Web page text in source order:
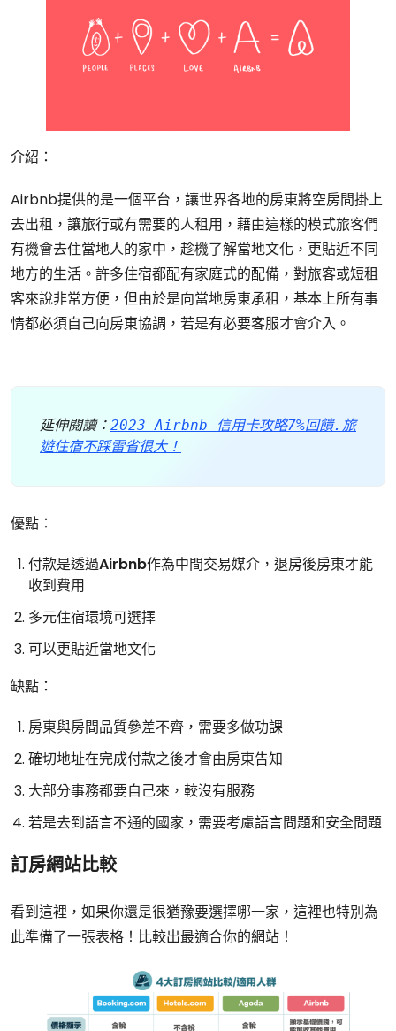
介紹：
Airbnb提供的是一個平台，讓世界各地的房東將空房間掛上
去出租，讓旅行或有需要的人租用，藉由這樣的模式旅客們
有機會去住當地人的家中，趁機了解當地文化，更貼近不同
地方的生活。許多住宿都配有家庭式的配備，對旅客或短租
客來說非常方便，但由於是向當地房東承租，基本上所有事
情都必須自己向房東協調，若是有必要客服才會介入。
延伸閱讀： 2023 Airbnb 信用卡攻略7%回饋.旅
遊住宿不踩雷省很大！
優點：
付款是透過Airbnb作為中間交易媒介，退房後房東才能
收到費用
多元住宿環境可選擇
可以更貼近當地文化
缺點：
房東與房間品質參差不齊，需要多做功課
確切地址在完成付款之後才會由房東告知
大部分事務都要自己來，較沒有服務
若是去到語言不通的國家，需要考慮語言問題和安全問題
訂房網站比較
看到這裡，如果你還是很猶豫要選擇哪一家，這裡也特別為
此準備了一張表格！比較出最適合你的網站！